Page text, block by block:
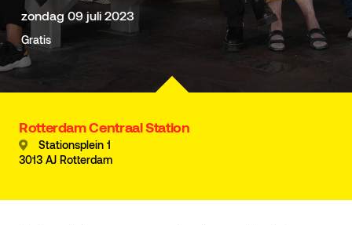
zondag 09 juli 2023
Gratis
Rotterdam Centraal Station
Stationsplein 1
3013 AJ Rotterdam